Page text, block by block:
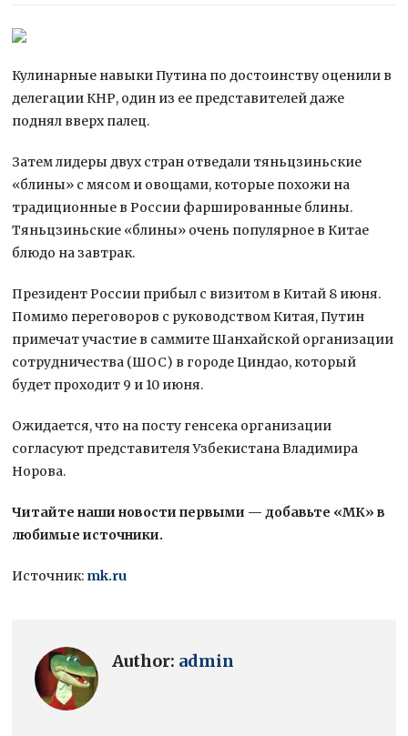
Кулинарные навыки Путина по достоинству оценили в
делегации КНР, один из ее представителей даже
поднял вверх палец.
Затем лидеры двух стран отведали тяньцзиньские
«блины» с мясом и овощами, которые похожи на
традиционные в России фаршированные блины.
Тяньцзиньские «блины» очень популярное в Китае
блюдо на завтрак.
Президент России прибыл с визитом в Китай 8 июня.
Помимо переговоров с руководством Китая, Путин
примечат участие в саммите Шанхайской организации
сотрудничества (ШОС) в городе Циндао, который
будет проходит 9 и 10 июня.
Ожидается, что на посту генсека организации
согласуют представителя Узбекистана Владимира
Норова.
Читайте наши новости первыми — добавьте «МК» в
любимые источники.
Источник: mk.ru
Author: admin